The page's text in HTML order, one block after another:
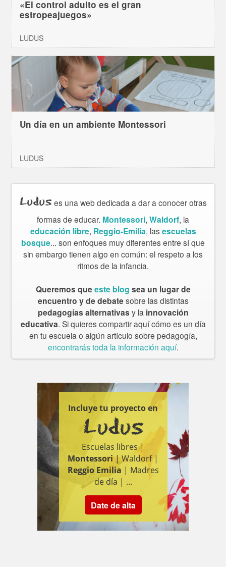
«El control adulto es el gran
estropeajuegos»
LUDUS
Un día en un ambiente Montessori
LUDUS
Luduses una web dedicada a dar a conocer otras
formas de educar. Montessori, Waldorf, la
educación libre, Reggio-Emilia, las escuelas
bosque... son enfoques muy diferentes entre sí que
sin embargo tienen algo en común: el respeto a los
ritmos de la infancia.
Queremos queeste blog sea un lugar de
encuentro y de debatesobre las distintas
pedagogías alternativas y la innovación
educativa. Si quieres compartir aquí cómo es un día
en tu escuela o algún artículo sobre pedagogía,
encontrarás toda la información aquí.
Incluye tu proyecto en
Ludus
Escuelas libres |
Montessori| Waldorf |
Reggio Emilia | Madres
de día | ...
Date de alta